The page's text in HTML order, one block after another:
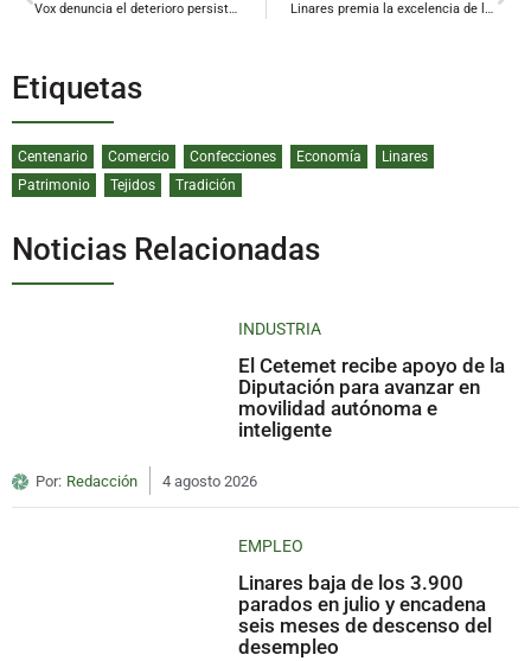
Vox denuncia el deterioro persistente de la ‘Gota de Leche’ ante la pasividad del Gobierno local Linares premia la excelencia de los nuevos talentos del piano
Etiquetas
Centenario Comercio Confecciones Economía
Linares
Patrimonio
Tejidos Tradición
Noticias Relacionadas
INDUSTRIA
El Cetemet recibe apoyo de la
Diputación para avanzar en
movilidad autónoma e
inteligente
Por: Redacción 4 agosto 2026
EMPLEO
Linares baja de los 3.900
parados en julio y encadena
seis meses de descenso del
desempleo